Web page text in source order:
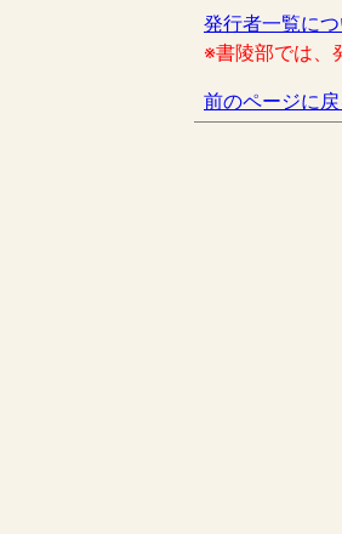
発行者一覧に
※書陵部では、
前のページに戻